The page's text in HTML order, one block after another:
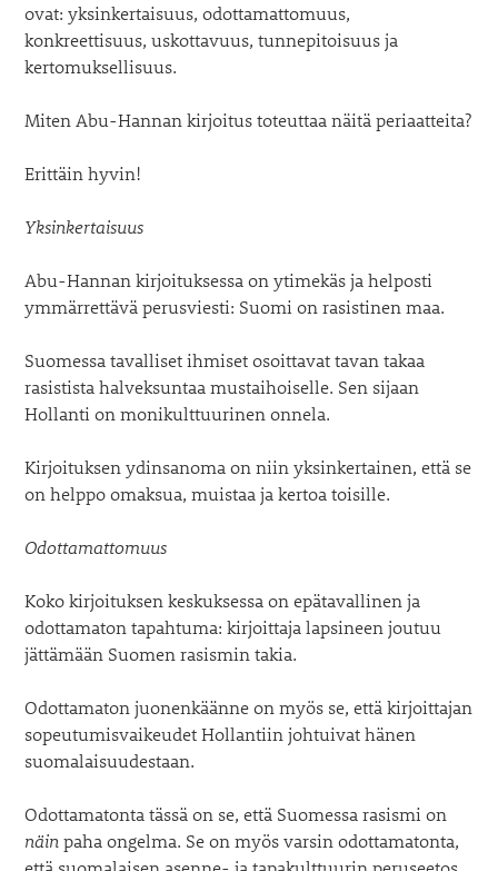
ovat: yksinkertaisuus, odottamattomuus,
konkreettisuus, uskottavuus, tunnepitoisuus ja
kertomuksellisuus.
Miten Abu-Hannan kirjoitus toteuttaa näitä periaatteita?
Erittäin hyvin!
Yksinkertaisuus
Abu-Hannan kirjoituksessa on ytimekäs ja helposti
ymmärrettävä perusviesti: Suomi on rasistinen maa.
Suomessa tavalliset ihmiset osoittavat tavan takaa
rasistista halveksuntaa mustaihoiselle. Sen sijaan
Hollanti on monikulttuurinen onnela.
Kirjoituksen ydinsanoma on niin yksinkertainen, että se
on helppo omaksua, muistaa ja kertoa toisille.
Odottamattomuus
Koko kirjoituksen keskuksessa on epätavallinen ja
odottamaton tapahtuma: kirjoittaja lapsineen joutuu
jättämään Suomen rasismin takia.
Odottamaton juonenkäänne on myös se, että kirjoittajan
sopeutumisvaikeudet Hollantiin johtuivat hänen
suomalaisuudestaan.
Odottamatonta tässä on se, että Suomessa rasismi on
näinpaha ongelma. Se on myös varsin odottamatonta,